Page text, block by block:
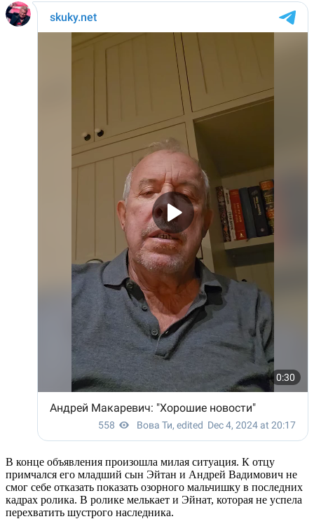
В конце объявления произошла милая ситуация. К отцу
примчался его младший сын Эйтан и Андрей Вадимович не
смог себе отказать показать озорного мальчишку в последних
кадрах ролика. В ролике мелькает и Эйнат, которая не успела
перехватить шустрого наследника.